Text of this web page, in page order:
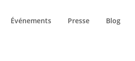
Événements Presse Blog